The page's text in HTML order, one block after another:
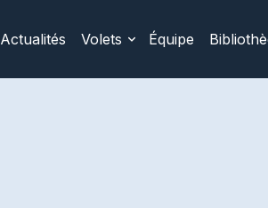
Actualités Volets Équipe